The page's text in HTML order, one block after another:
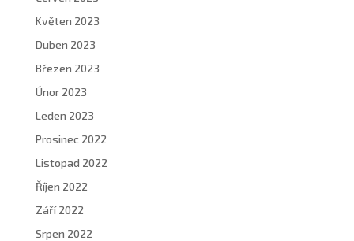
Květen 2023
Duben 2023
Březen 2023
Únor 2023
Leden 2023
Prosinec 2022
Listopad 2022
Říjen 2022
Září 2022
Srpen 2022